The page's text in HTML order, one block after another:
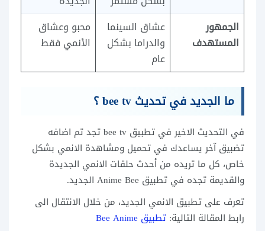
الجمهور
المستهدف
عشاق السينما
والدراما بشكل
عام
محبو وعشاق
الأنمي فقط
ما الجديد في تحديث bee tv ؟
في التحديث الاخير في تطبيق bee tv تجد تم اضافه
تضبيق آخر يساعدك في تحميل ومشاهدة الانمي بشكل
خاص، كل ما تريده من أحدث حلقات الانمي الجديدة
والقديمة تجده في تطبيق Anime Bee الجديد.
تعرف على تطبيق الانمي الجديد، من خلال الانتقال الى
رابط المقالة التالية: تطبيق Bee Anime